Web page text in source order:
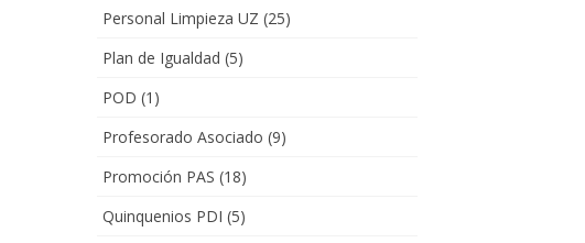
Personal Limpieza UZ (25)
Plan de Igualdad (5)
POD (1)
Profesorado Asociado (9)
Promoción PAS (18)
Quinquenios PDI (5)